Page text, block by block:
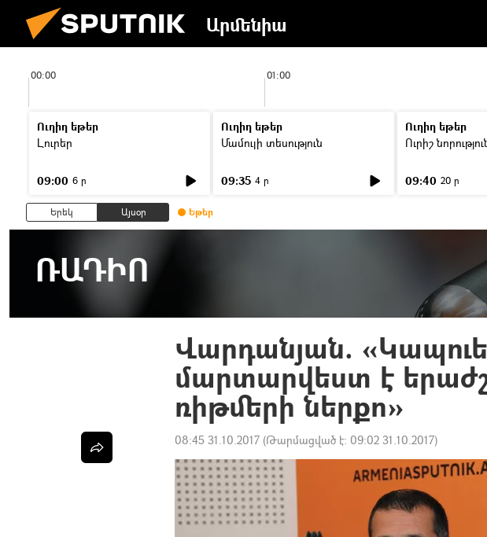
Արմենիա
00:00 01:00
Ուղիղ եթեր
Լուրեր
09:00 6 ր
Ուղիղ եթեր
Մամուլի տեսություն
09:35 4 ր
Ուղիղ եթեր
Ուրիշ
09:40 20 ր
Երեկ Այսօր Եթեր
ՌԱԴԻՈ
Վարդանյան.
մարտարվեստ է
ռիթմերի ներքո»
08:45 31.10.2017 (Թարմացված է: 09:02 31.10.2017)